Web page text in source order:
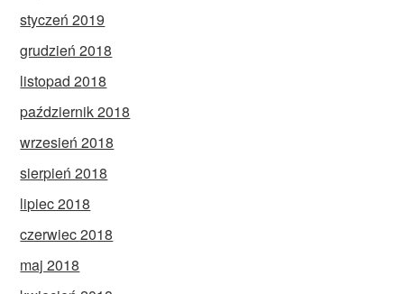
styczeń 2019
grudzień 2018
listopad 2018
październik 2018
wrzesień 2018
sierpień 2018
lipiec 2018
czerwiec 2018
maj 2018